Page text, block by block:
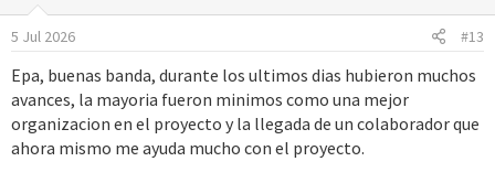
o
n
s
:
5 Jul 2026 #13
Epa, buenas banda, durante los ultimos dias hubieron muchos
avances, la mayoria fueron minimos como una mejor
organizacion en el proyecto y la llegada de un colaborador que
ahora mismo me ayuda mucho con el proyecto.